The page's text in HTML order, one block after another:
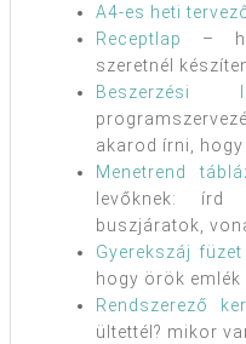
A4-es heti
Receptlap
– ha
szeretnél
Beszerzési
akarod írni,
Menetrend
levőknek:
buszjáratok,
Gyerekszáj füzet
hogy örök
Rendszerező
ültettél? mikor